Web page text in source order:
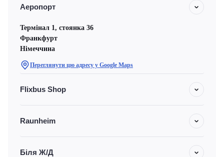
Аеропорт
Термінал 1, стоянка 36
Франкфурт
Німеччина
Переглянути цю адресу у Google Maps
Flixbus Shop
Raunheim
Біля Ж/Д